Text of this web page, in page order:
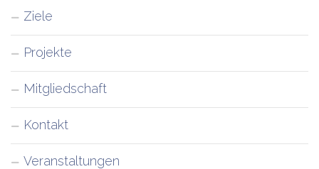
Ziele
Projekte
Mitgliedschaft
Kontakt
Veranstaltungen